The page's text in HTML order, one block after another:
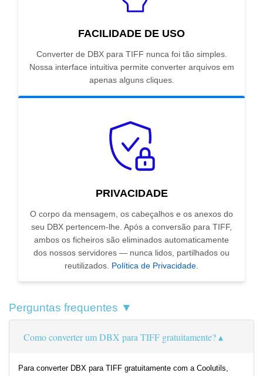
FACILIDADE DE USO
Converter de DBX para TIFF nunca foi tão simples.
Nossa interface intuitiva permite converter arquivos em
apenas alguns cliques.
PRIVACIDADE
O corpo da mensagem, os cabeçalhos e os anexos do
seu DBX pertencem-lhe. Após a conversão para TIFF,
ambos os ficheiros são eliminados automaticamente
dos nossos servidores — nunca lidos, partilhados ou
reutilizados. Política de Privacidade
Perguntas frequentes ▼
Como converter um DBX para TIFF gratuitamente?
Para converter DBX para TIFF gratuitamente com a Coolutils,